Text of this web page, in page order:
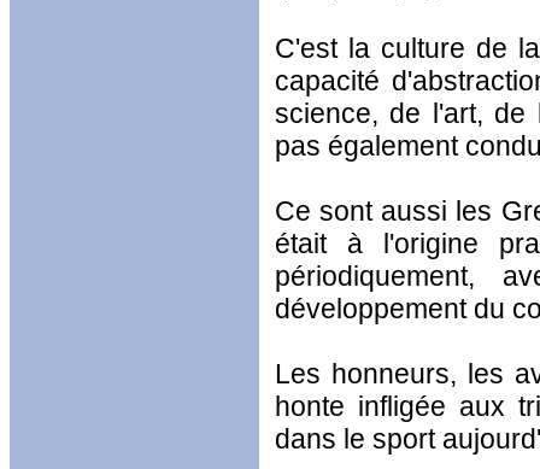
C'est la culture de
capacité
science, de l'art, de
pas également
Ce sont aussi les
était à l'origine
périodiquement,
développement du
Les honneurs, les
honte infligée aux
dans le sport